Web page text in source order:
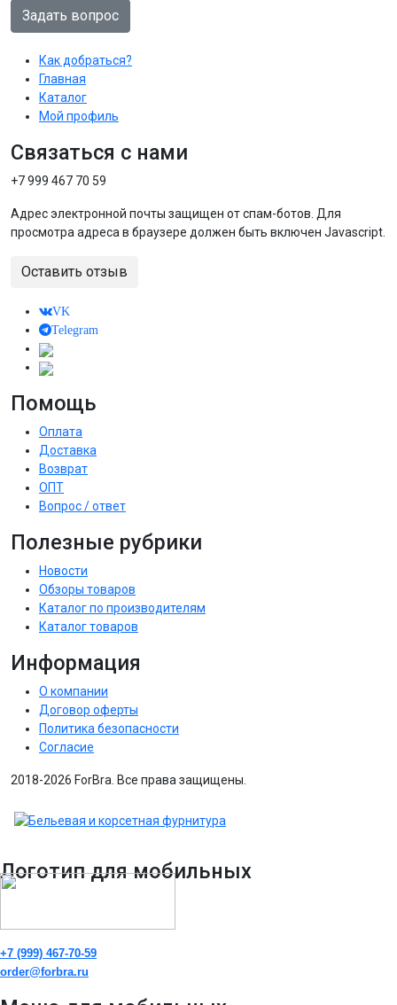
Задать вопрос
Как добраться?
Главная
Каталог
Мой профиль
Связаться с нами
+7 999 467 70 59
Адрес электронной почты защищен от спам-ботов. Для
просмотра адреса в браузере должен быть включен Javascript.
Оставить отзыв
VK
Telegram
Помощь
Оплата
Доставка
Возврат
ОПТ
Вопрос / ответ
Полезные рубрики
Новости
Обзоры товаров
Каталог по производителям
Каталог товаров
Информация
О компании
Договор оферты
Политика безопасности
Согласие
2018-2026 ForBra. Все права защищены.
Логотип для мобильных
+7 (999) 467-70-59
order@forbra.ru